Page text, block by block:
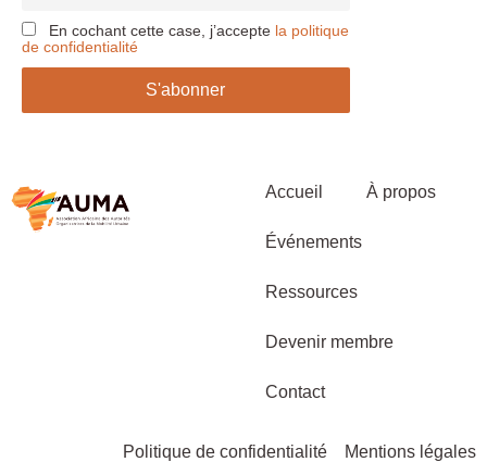
En cochant cette case, j’accepte la politique
de confidentialité
Accueil À propos
Événements
Ressources
Devenir membre
Contact
Politique de confidentialité Mentions légales